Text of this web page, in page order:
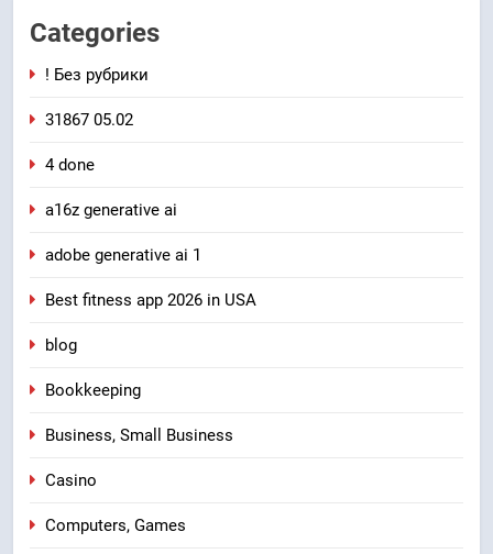
Categories
! Без рубрики
31867 05.02
4 done
a16z generative ai
adobe generative ai 1
Best fitness app 2026 in USA
blog
Bookkeeping
Business, Small Business
Casino
Computers, Games